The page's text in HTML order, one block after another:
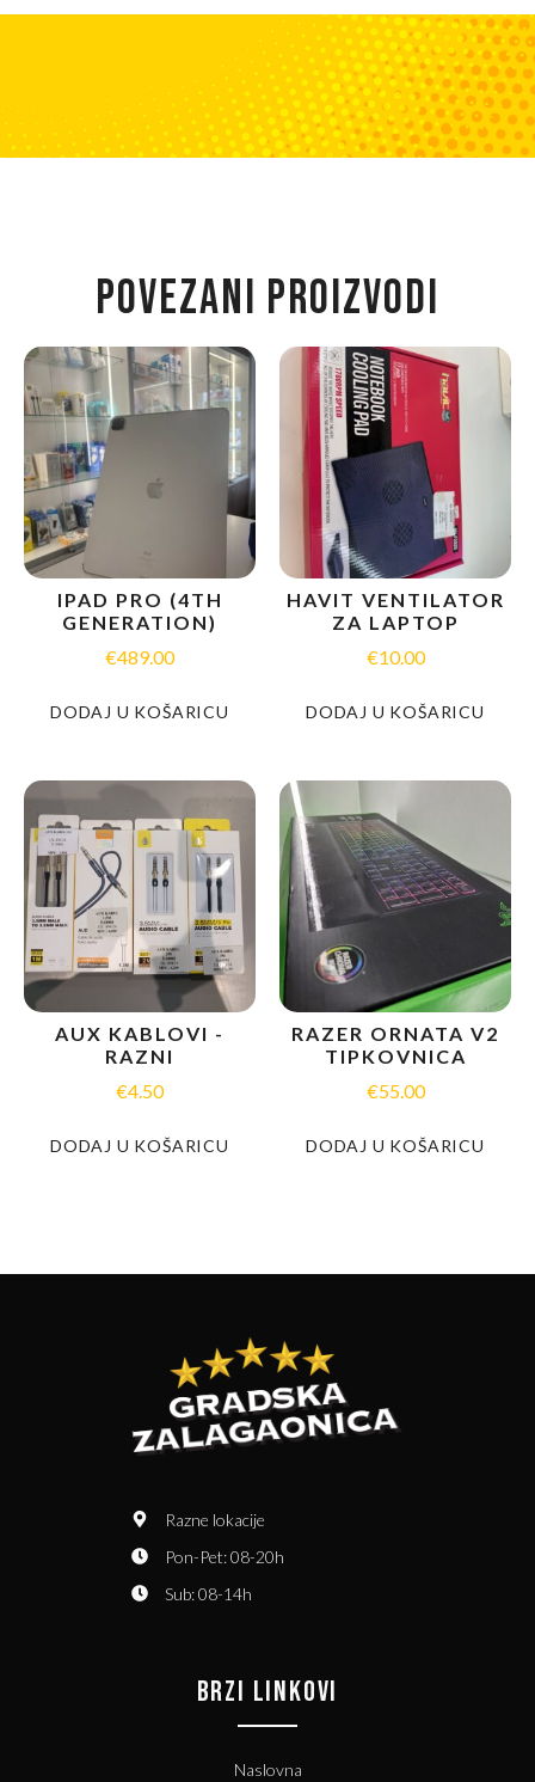
POVEZANI PROIZVODI
IPAD PRO (4TH
GENERATION)
€489.00
DODAJ U KOŠARICU
HAVIT VENTILATOR
ZA LAPTOP
€10.00
DODAJ U KOŠARICU
AUX KABLOVI -
RAZNI
€4.50
DODAJ U KOŠARICU
RAZER ORNATA V2
TIPKOVNICA
€55.00
DODAJ U KOŠARICU
Razne lokacije
Pon-Pet: 08-20h
Sub: 08-14h
BRZI LINKOVI
Naslovna